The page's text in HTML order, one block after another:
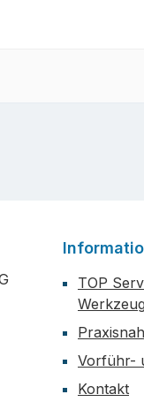
TOP
Vorführ-
Kontakt